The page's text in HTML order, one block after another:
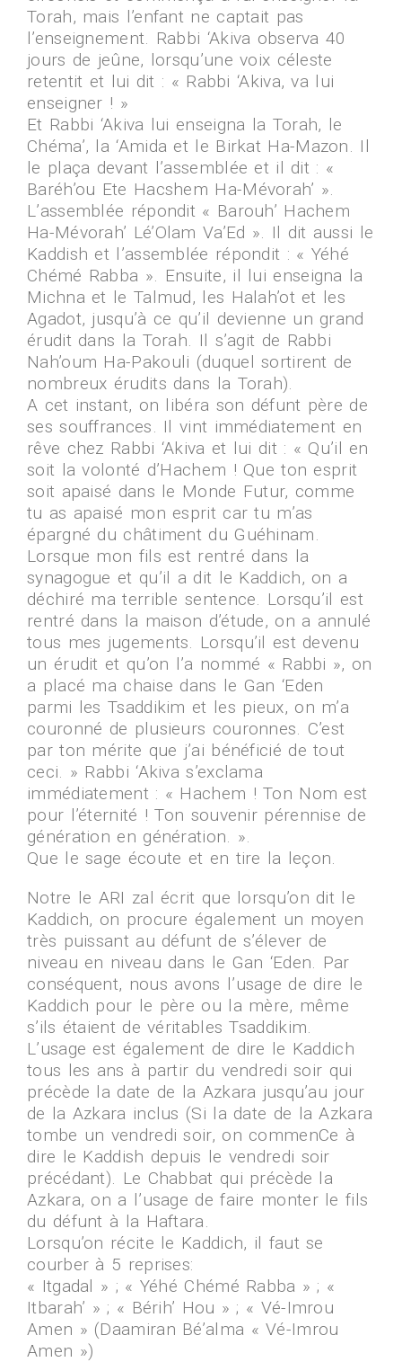
Torah, mais l’enfant ne captait pas
l’enseignement. Rabbi ‘Akiva observa 40
jours de jeûne, lorsqu’une voix céleste
retentit et lui dit : « Rabbi ‘Akiva, va lui
enseigner ! »
Et Rabbi ‘Akiva lui enseigna la Torah, le
Chéma’, la ‘Amida et le Birkat Ha-Mazon. Il
le plaça devant l’assemblée et il dit : «
Baréh’ou Ete Hacshem Ha-Mévorah’ ».
L’assemblée répondit « Barouh’ Hachem
Ha-Mévorah’ Lé’Olam Va’Ed ». Il dit aussi le
Kaddish et l’assemblée répondit : « Yéhé
Chémé Rabba ». Ensuite, il lui enseigna la
Michna et le Talmud, les Halah’ot et les
Agadot, jusqu’à ce qu’il devienne un grand
érudit dans la Torah. Il s’agit de Rabbi
Nah’oum Ha-Pakouli (duquel sortirent de
nombreux érudits dans la Torah).
A cet instant, on libéra son défunt père de
ses souffrances. Il vint immédiatement en
rêve chez Rabbi ‘Akiva et lui dit : « Qu’il en
soit la volonté d’Hachem ! Que ton esprit
soit apaisé dans le Monde Futur, comme
tu as apaisé mon esprit car tu m’as
épargné du châtiment du Guéhinam.
Lorsque mon fils est rentré dans la
synagogue et qu’il a dit le Kaddich, on a
déchiré ma terrible sentence. Lorsqu’il est
rentré dans la maison d’étude, on a annulé
tous mes jugements. Lorsqu’il est devenu
un érudit et qu’on l’a nommé « Rabbi », on
a placé ma chaise dans le Gan ‘Eden
parmi les Tsaddikim et les pieux, on m’a
couronné de plusieurs couronnes. C’est
par ton mérite que j’ai bénéficié de tout
ceci. » Rabbi ‘Akiva s’exclama
immédiatement : « Hachem ! Ton Nom est
pour l’éternité ! Ton souvenir pérennise de
génération en génération. ».
Que le sage écoute et en tire la leçon.
Notre le ARI zal écrit que lorsqu’on dit le
Kaddich, on procure également un moyen
très puissant au défunt de s’élever de
niveau en niveau dans le Gan ‘Eden. Par
conséquent, nous avons l’usage de dire le
Kaddich pour le père ou la mère, même
s’ils étaient de véritables Tsaddikim.
L’usage est également de dire le Kaddich
tous les ans à partir du vendredi soir qui
précède la date de la Azkara jusqu’au jour
de la Azkara inclus (Si la date de la Azkara
tombe un vendredi soir, on commenCe à
dire le Kaddish depuis le vendredi soir
précédant). Le Chabbat qui précède la
Azkara, on a l’usage de faire monter le fils
du défunt à la Haftara.
Lorsqu’on récite le Kaddich, il faut se
courber à 5 reprises:
« Itgadal » ; « Yéhé Chémé Rabba » ; «
Itbarah’ » ; « Bérih’ Hou » ; « Vé-Imrou
Amen » (Daamiran Bé’alma « Vé-Imrou
Amen »)